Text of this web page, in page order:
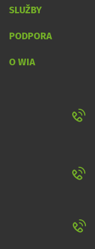
SLUŽBY
PODPORA
O WIA